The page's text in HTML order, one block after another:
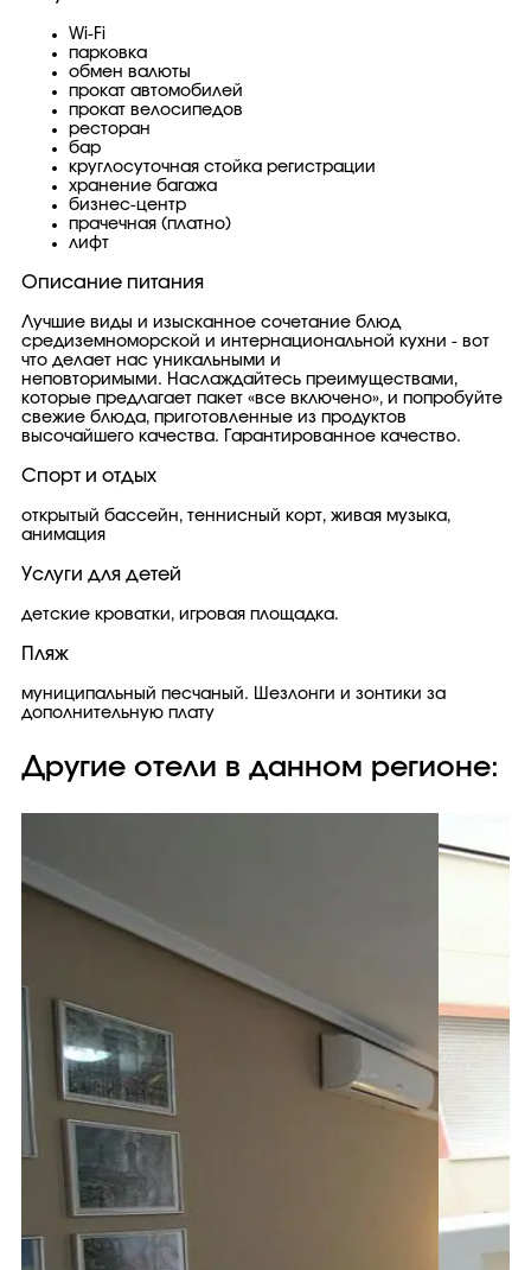
Wi-Fi
парковка
обмен валюты
прокат автомобилей
прокат велосипедов
ресторан
бар
круглосуточная стойка регистрации
хранение багажа
бизнес-центр
прачечная (платно)
лифт
Описание питания
Лучшие виды и изысканное сочетание блюд
средиземноморской и интернациональной кухни - вот
что делает нас уникальными и
неповторимыми. Наслаждайтесь преимуществами,
которые предлагает пакет «все включено», и попробуйте
свежие блюда, приготовленные из продуктов
высочайшего качества. Гарантированное качество.
Спорт и отдых
открытый бассейн, теннисный корт, живая музыка,
анимация
Услуги для детей
детские кроватки, игровая площадка.
Пляж
муниципальный песчаный. Шезлонги и зонтики за
дополнительную плату
Другие отели в данном регионе: